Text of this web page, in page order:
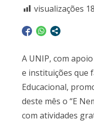
visualizações
A UNIP, com
e instituições que
Educacional,
deste mês o “E
com atividades